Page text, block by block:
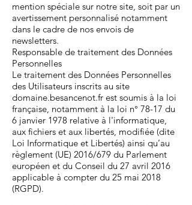
mention spéciale sur notre site, soit par un
avertissement personnalisé notamment
dans le cadre de nos envois de
newsletters.
Responsable de traitement des Données
Personnelles
Le traitement des Données Personnelles
des Utilisateurs inscrits au site
domaine.besancenot.fr est soumis à la loi
française, notamment à la loi n° 78-17 du
6 janvier 1978 relative à l'informatique,
aux fichiers et aux libertés, modifiée (dite
Loi Informatique et Libertés) ainsi qu’au
règlement (UE) 2016/679 du Parlement
européen et du Conseil du 27 avril 2016
applicable à compter du 25 mai 2018
(RGPD).